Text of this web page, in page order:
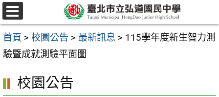
跳
至
主
要
容
選
單
首頁 > 校園公告 > 最新訊息 > 115學年度新生智力測
驗暨成就測驗平面圖
校園公告